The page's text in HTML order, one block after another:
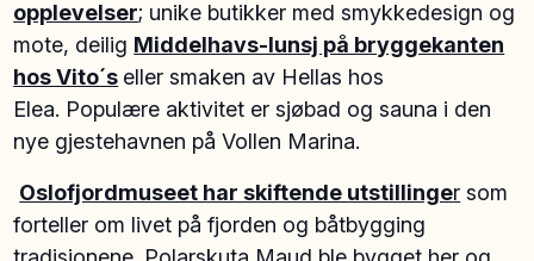
opplevelser; unike butikker med smykkedesign og
mote, deilig Middelhavs-lunsj på bryggekanten
hos Vito´s eller smaken av Hellas hos
Elea. Populære aktivitet er sjøbad og sauna i den
nye gjestehavnen på Vollen Marina.
Oslofjordmuseet har skiftende utstillinger som
forteller om livet på fjorden og båtbygging